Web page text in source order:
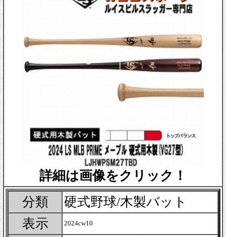
詳細は画像をクリック！
分類
硬式野球/木製バット
表示
2024cw10